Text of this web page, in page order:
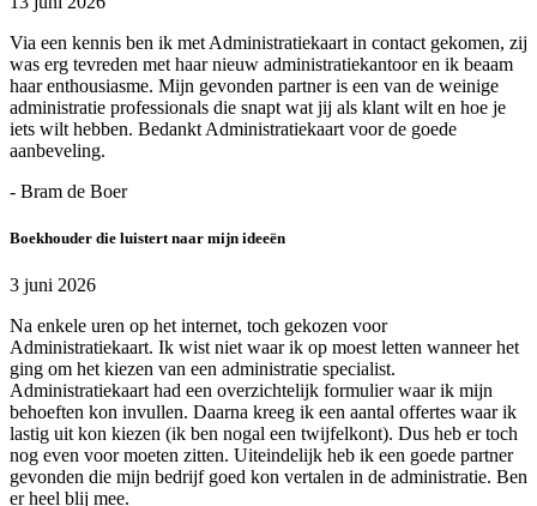
Via een kennis ben ik met Administratiekaart in contact gekomen, zij
was erg tevreden met haar nieuw administratiekantoor en ik beaam
haar enthousiasme. Mijn gevonden partner is een van de weinige
administratie professionals die snapt wat jij als klant wilt en hoe je
iets wilt hebben. Bedankt Administratiekaart voor de goede
aanbeveling.
- Bram de Boer
Boekhouder die luistert naar mijn ideeën
3 juni 2026
Na enkele uren op het internet, toch gekozen voor
Administratiekaart. Ik wist niet waar ik op moest letten wanneer het
ging om het kiezen van een administratie specialist.
Administratiekaart had een overzichtelijk formulier waar ik mijn
behoeften kon invullen. Daarna kreeg ik een aantal offertes waar ik
lastig uit kon kiezen (ik ben nogal een twijfelkont). Dus heb er toch
nog even voor moeten zitten. Uiteindelijk heb ik een goede partner
gevonden die mijn bedrijf goed kon vertalen in de administratie. Ben
er heel blij mee.